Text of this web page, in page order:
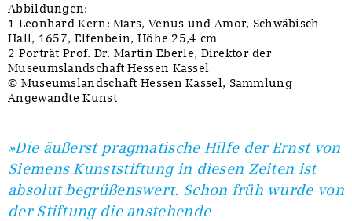
Abbildungen:
1 Leonhard Kern: Mars, Venus und Amor, Schwäbisch
Hall, 1657, Elfenbein, Höhe 25,4 cm
2 Porträt Prof. Dr. Martin Eberle, Direktor der
Museumslandschaft Hessen Kassel
© Museumslandschaft Hessen Kassel, Sammlung
Angewandte Kunst
»Die äußerst pragmatische Hilfe der Ernst von
Siemens Kunststiftung in diesen Zeiten ist
absolut begrüßenswert. Schon früh wurde von
der Stiftung die anstehende